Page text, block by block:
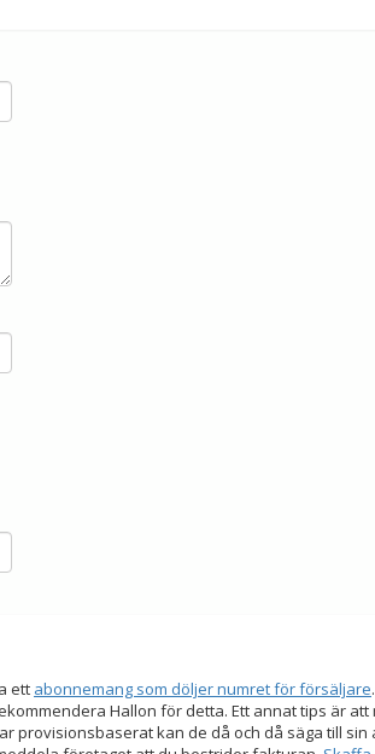
ett abonnemang som döljer numret för försäljare
Hallon för detta. Ett annat tips är
provisionsbaserat kan de då och då säga till